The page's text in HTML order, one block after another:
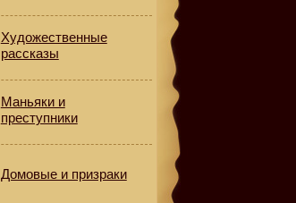
Художественные
рассказы
Маньяки и
преступники
Домовые и призраки